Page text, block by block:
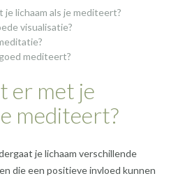
lichaam als je mediteert?
visualisatie?
mediteert?
er met je
mediteert?
je lichaam verschillende
die een positieve invloed kunnen